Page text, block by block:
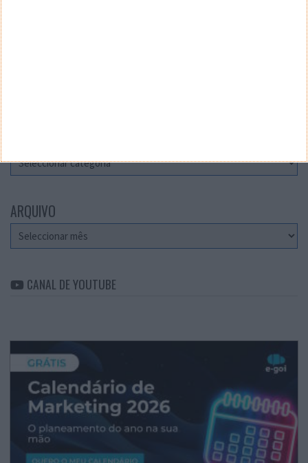
ARQUIVO
Arquivo
CANAL DE YOUTUBE